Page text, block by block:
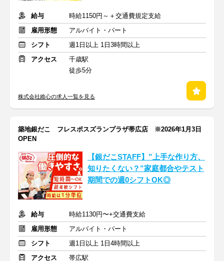
給与
時給1150円～＋交通費規定支給
雇用形態
アルバイト・パート
シフト
週1日以上 1日3時間以上
アクセス
千歳駅
徒歩5分
株式会社維心の求人一覧を見る
築地銀だこ フレスポスズランプラザ帯広店 ※2026年1月3日
OPEN
【銀だこSTAFF】”上手な作り方、
知りたくない？”家庭都合やテスト
期間での週0シフトOK◎
給与
時給1130円〜+交通費支給
雇用形態
アルバイト・パート
シフト
週1日以上 1日4時間以上
アクセス
帯広駅